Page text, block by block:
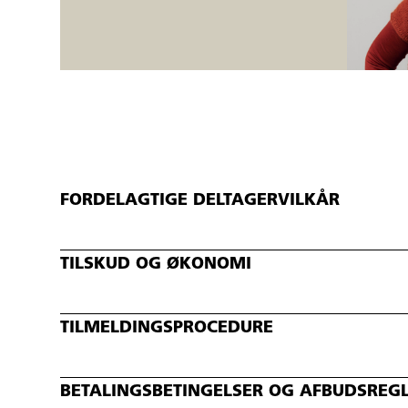
FORDELAGTIGE DELTAGERVILKÅR
TILSKUD OG ØKONOMI
TILMELDINGSPROCEDURE
BETALINGSBETINGELSER OG